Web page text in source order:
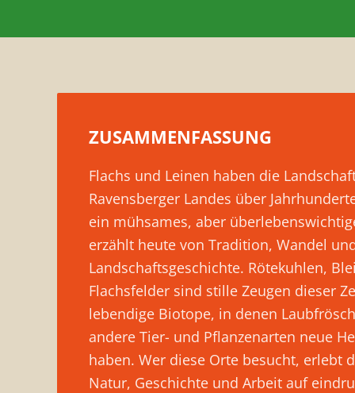
ZUSAMMENFASSUNG
Flachs und Leinen haben die
Ravensberger Landes über
ein mühsames, aber
erzählt heute von Tradition, Wandel
Landschaftsgeschichte. Rötekuhlen,
Flachsfelder sind stille Zeugen dieser
lebendige Biotope, in denen
andere Tier- und Pflanzenarten neue
haben. Wer diese Orte besucht, erlebt
Natur, Geschichte und Arbeit auf